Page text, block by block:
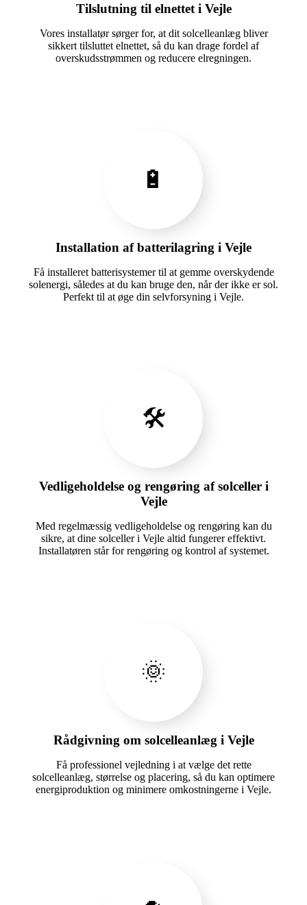
Tilslutning til elnettet i Vejle
Vores installatør sørger for, at dit solcelleanlæg bliver
sikkert tilsluttet elnettet, så du kan drage fordel af
overskudsstrømmen og reducere elregningen.
🔋
Installation af batterilagring i Vejle
Få installeret batterisystemer til at gemme overskydende
solenergi, således at du kan bruge den, når der ikke er sol.
Perfekt til at øge din selvforsyning i Vejle.
🛠️
Vedligeholdelse og rengøring af solceller i
Vejle
Med regelmæssig vedligeholdelse og rengøring kan du
sikre, at dine solceller i Vejle altid fungerer effektivt.
Installatøren står for rengøring og kontrol af systemet.
🌞
Rådgivning om solcelleanlæg i Vejle
Få professionel vejledning i at vælge det rette
solcelleanlæg, størrelse og placering, så du kan optimere
energiproduktion og minimere omkostningerne i Vejle.